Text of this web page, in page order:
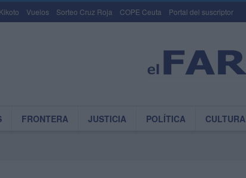
Vuelos Sorteo Cruz Roja COPE Ceuta Portal del suscriptor
FRONTERA JUSTICIA POLÍTICA CULTURA